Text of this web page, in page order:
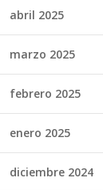
abril 2025
marzo 2025
febrero 2025
enero 2025
diciembre 2024